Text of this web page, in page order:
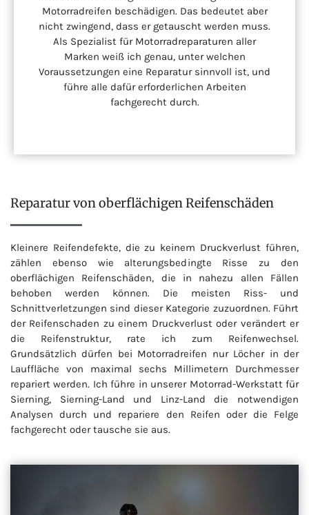
Motorradreifen beschädigen. Das bedeutet aber
nicht zwingend, dass er getauscht werden muss.
Als Spezialist für Motorradreparaturen aller
Marken weiß ich genau, unter welchen
Voraussetzungen eine Reparatur sinnvoll ist, und
führe alle dafür erforderlichen Arbeiten
fachgerecht durch.
Reparatur von oberflächigen Reifenschäden
Kleinere Reifendefekte, die zu keinem Druckverlust führen,
zählen ebenso wie alterungsbedingte Risse zu den
oberflächigen Reifenschäden, die in nahezu allen Fällen
behoben werden können. Die meisten Riss- und
Schnittverletzungen sind dieser Kategorie zuzuordnen. Führt
der Reifenschaden zu einem Druckverlust oder verändert er
die Reifenstruktur, rate ich zum Reifenwechsel.
Grundsätzlich dürfen bei Motorradreifen nur Löcher in der
Lauffläche von maximal sechs Millimetern Durchmesser
repariert werden. Ich führe in unserer Motorrad-Werkstatt für
Sierning, Sierning-Land und Linz-Land die notwendigen
Analysen durch und repariere den Reifen oder die Felge
fachgerecht oder tausche sie aus.